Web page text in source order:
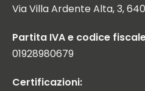
Via Villa Ardente Alta, 3,
Partita IVA e codice
01928980679
Certificazioni: